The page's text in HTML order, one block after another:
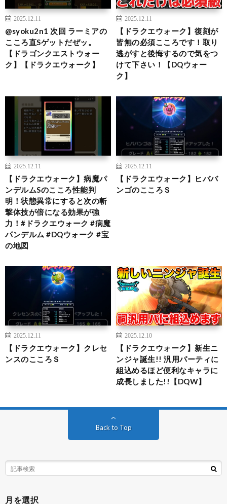
2025.12.11
@syoku2n1 次回 ラーミアの
こころ直Sゲットだぜッ。
【ドラゴンクエストウォー
ク】【ドラクエウォーク】
2025.12.11
【ドラクエウォーク】復刻が
皆無の必須こころです！取り
逃がすと後悔するので気をつ
けて下さい！【DQウォー
ク】
2025.12.11
【ドラクエウォーク】病魔パ
ンデルムSのこころ性能判
明！状態異常にすると次の斬
撃体技が倍になる効果が強
力！#ドラクエウォーク #病魔
パンデルム #DQウォーク #宝
の地図
2025.12.11
【ドラクエウォーク】ヒババ
ンゴのこころＳ
2025.12.11
【ドラクエウォーク】クレセ
ンスのこころＳ
2025.12.10
【ドラクエウォーク】新生ニ
ンジャ誕生!! 汎用パーティに
組込めるほど便利なキャラに
成長しました!!【DQW】
Back to Top
月を選択